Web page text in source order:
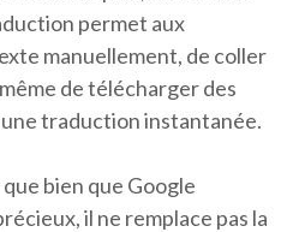
permet aux
manuellement, de coller
de télécharger des
traduction instantanée.
bien que Google
il ne remplace pas la